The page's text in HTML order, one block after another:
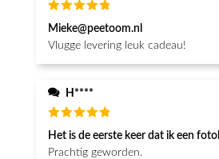
Waardering
5uit 5
Mieke@peetoom.nl
Vlugge levering leuk cadeau!
H****
Waardering
5uit 5
Het is de eerste keer dat ik een
Prachtig geworden.